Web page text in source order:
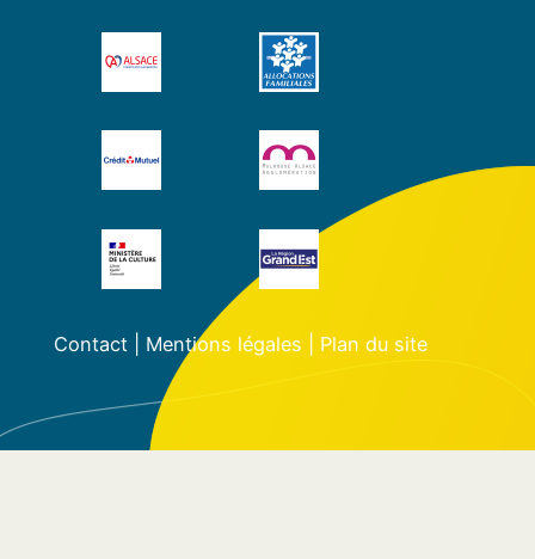
Contact| Mentions légales Plan du site